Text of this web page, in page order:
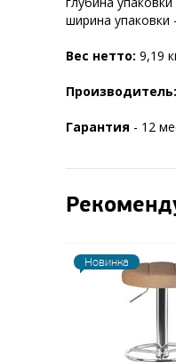
ширина упаковки
Вес нетто: 9,19
Гарантия - 12
Новинка